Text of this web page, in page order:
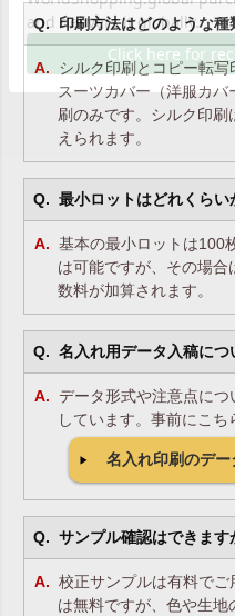
印刷方法はどのような種
シルク印刷とコピー転写
スーツカバー（洋服カ
刷のみです。シルク印
えられます。
最小ロットはどれくらい
基本の最小ロットは100
は可能ですが、その場
数料が加算されます。
名入れ用データ入稿につ
データ形式や注意点に
しています。事前にこ
名入れ印刷のデー
サンプル確認はできます
校正サンプルは有料で
は無料ですが、色や生